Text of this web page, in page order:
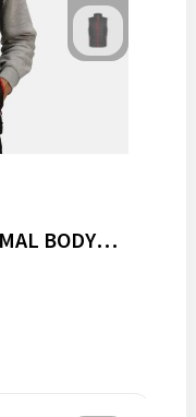
MEN'S NAVIGATE THERMAL BODYWARMER